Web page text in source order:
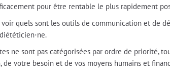
pour être rentable le plus rapidement
quels sont les outils de communication et de
ne sont pas catégorisées par ordre de priorité,
votre besoin et de vos moyens humains et